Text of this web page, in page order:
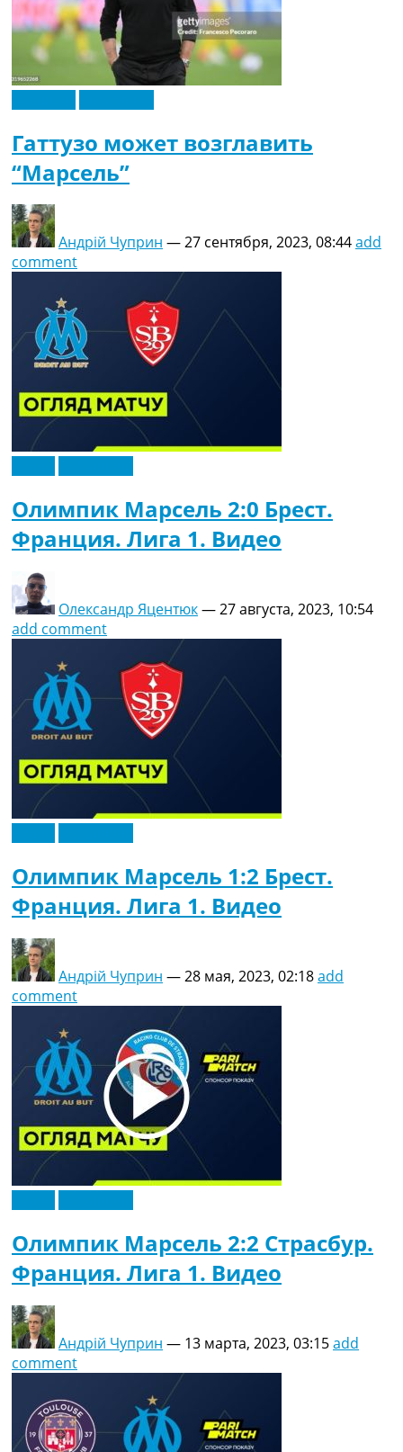
Гаттузо может возглавить
“Марсель”
Андрій Чуприн —27 сентября, 2023, 08:44add
comment
Олимпик Марсель 2:0 Брест.
Франция. Лига 1. Видео
Олександр Яцентюк—27 августа, 2023, 10:54
add comment
Олимпик Марсель 1:2 Брест.
Франция. Лига 1. Видео
Андрій Чуприн —28 мая, 2023, 02:18add
comment
Олимпик Марсель 2:2 Страсбур.
Франция. Лига 1. Видео
Андрій Чуприн — 13 марта, 2023, 03:15add
comment